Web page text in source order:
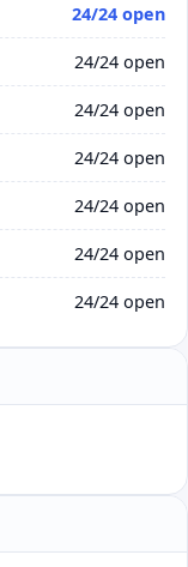
24/24 open
24/24 open
24/24 open
24/24 open
24/24 open
24/24 open
24/24 open